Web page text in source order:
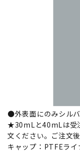
●外表面にのみシルバ
★30mLと40mLは受
文ください。ご注文
キャップ：PTFEラ